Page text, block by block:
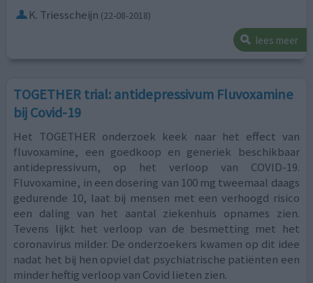
K. Triesscheijn (22-08-2018)
lees meer
TOGETHER trial: antidepressivum Fluvoxamine
bij Covid-19
Het TOGETHER onderzoek keek naar het effect van
fluvoxamine, een goedkoop en generiek beschikbaar
antidepressivum, op het verloop van COVID-19.
Fluvoxamine, in een dosering van 100 mg tweemaal daags
gedurende 10, laat bij mensen met een verhoogd risico
een daling van het aantal ziekenhuis opnames zien.
Tevens lijkt het verloop van de besmetting met het
coronavirus milder. De onderzoekers kwamen op dit idee
nadat het bij hen opviel dat psychiatrische patiënten een
minder heftig verloop van Covid lieten zien.